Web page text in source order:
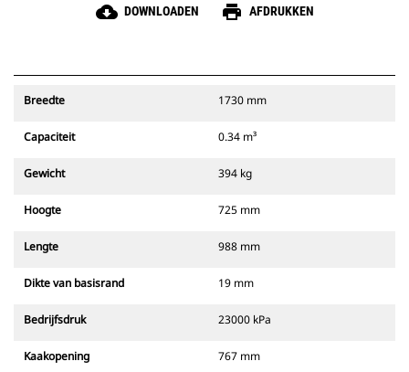
cloud_download DOWNLOADEN print AFDRUKKEN
Breedte 1730 mm
Capaciteit 0.34 m³
Gewicht 394 kg
Hoogte 725 mm
Lengte 988 mm
Dikte van basisrand 19 mm
Bedrijfsdruk 23000 kPa
Kaakopening 767 mm